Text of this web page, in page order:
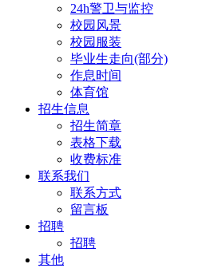
24h警卫与监控
校园风景
校园服装
毕业生走向(部分)
作息时间
体育馆
招生信息
招生简章
表格下载
收费标准
联系我们
联系方式
留言板
招聘
招聘
其他